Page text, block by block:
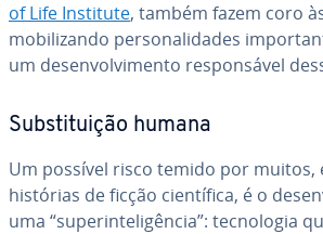
of Life Institute, também fazem coro
mo­bi­li­zando per­so­na­li­da­des
um de­sen­vol­vi­mento res­pon­sá­vel
Subs­ti­tui­ção humana
Um possível risco temido por
histórias de ficção ci­en­tí­fica, é o
uma “su­pe­rin­te­li­gên­cia”: tec­no­lo­gia